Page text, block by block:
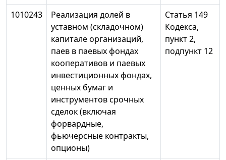
1010243
Реализация долей в
уставном (складочном)
капитале организаций,
паев в паевых фондах
кооперативов и паевых
инвестиционных фондах,
ценных бумаг и
инструментов срочных
сделок (включая
форвардные,
фьючерсные контракты,
опционы)
Статья 149
Кодекса,
пункт 2,
подпункт 12